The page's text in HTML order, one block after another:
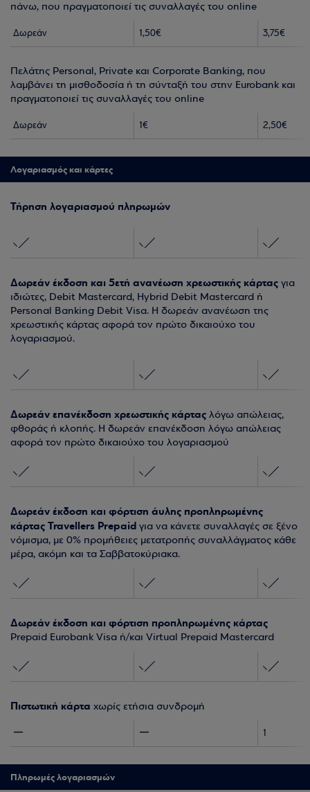
πάνω, που πραγματοποιεί τις συναλλαγές του online
Δωρεάν 1,50€ 3,75€
Πελάτης Personal, Private και Corporate Banking, που
λαμβάνει τη μισθοδοσία ή τη σύνταξή του στην Eurobank και
πραγματοποιεί τις συναλλαγές του online
Δωρεάν 1€ 2,50€
Λογαριασμός και κάρτες
Τήρηση λογαριασμού πληρωμών
Δωρεάν έκδοση και 5ετή ανανέωση χρεωστικής κάρτας για
ιδιώτες, Debit Mastercard, Hybrid Debit Mastercard ή
Personal Banking Debit Visa. Η δωρεάν ανανέωση της
χρεωστικής κάρτας αφορά τον πρώτο δικαιούχο του
λογαριασμού.
Δωρεάν επανέκδοση χρεωστικής κάρτας λόγω απώλειας,
φθοράς ή κλοπής. Η δωρεάν επανέκδοση λόγω απώλειας
αφορά τον πρώτο δικαιούχο του λογαριασμού
Δωρεάν έκδοση και φόρτιση άυλης προπληρωμένης
κάρτας Travellers Prepaid για να κάνετε συναλλαγές σε ξένο
νόμισμα, με 0% προμήθειες μετατροπής συναλλάγματος κάθε
μέρα, ακόμη και τα Σαββατοκύριακα.
Δωρεάν έκδοση και φόρτιση προπληρωμένης κάρτας
Prepaid Eurobank Visa ή/και Virtual Prepaid Mastercard
Πιστωτική κάρτα χωρίς ετήσια συνδρομή
1
Πληρωμές λογαριασμών